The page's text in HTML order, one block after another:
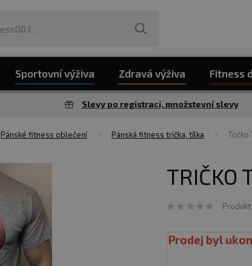
Sportovní výživa Zdravá výživa Fitness
Slevy po registraci, množstevní slevy
Pánské fitness oblečení Pánská fitness trička, tílka Tričko
TRIČKO
Prodej byl